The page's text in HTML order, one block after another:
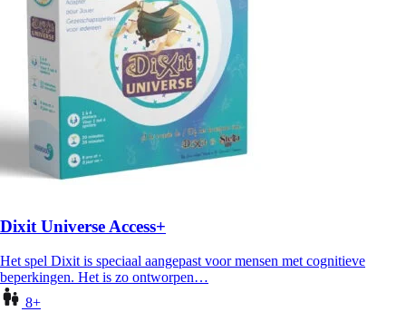
Dixit Universe Access+
Het spel Dixit is speciaal aangepast voor mensen met cognitieve
beperkingen. Het is zo ontworpen…
8+